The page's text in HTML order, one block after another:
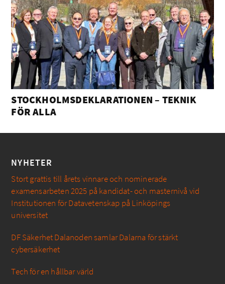
STOCKHOLMSDEKLARATIONEN – TEKNIK
FÖR ALLA
NYHETER
Stort grattis till årets vinnare och nominerade
examensarbeten 2025 på kandidat- och masternivå vid
Institutionen för Datavetenskap på Linköpings
universitet
DF Säkerhet Dalanoden samlar Dalarna för stärkt
cybersäkerhet
Tech för en hållbar värld